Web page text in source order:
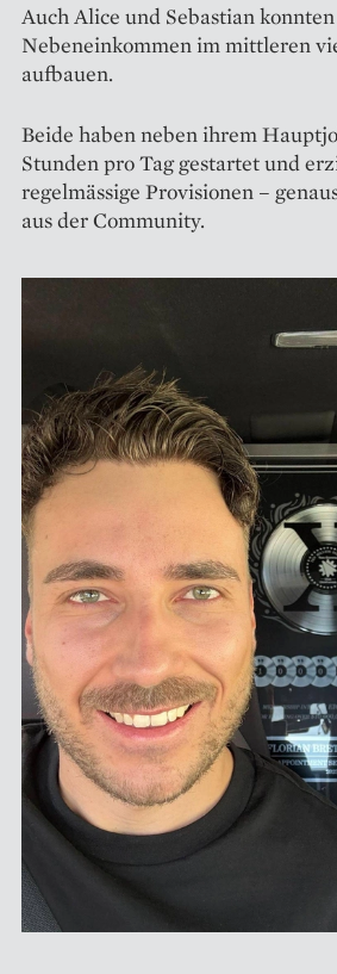
Auch Alice und Sebastian
Nebeneinkommen im mittleren
aufbauen.
Beide haben neben ihrem
Stunden pro Tag gestartet und
regelmässige Provisionen –
aus der Community.